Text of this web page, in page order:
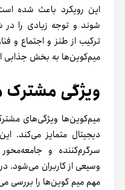
این رویکرد باعث شده
شوند و توجه زیادی را در
ترکیب از طنز و اجتماع و
میم‌کوین‌ها به بخش جذابی
ویژگی مشترک
میم‌کوین‌ها ویژگی‌های
دیجیتال متمایز می‌کند.
سرگرم‌کننده و
وسیعی از کاربران می‌شود.
مهم میم‌ کوین‌ها را بررسی